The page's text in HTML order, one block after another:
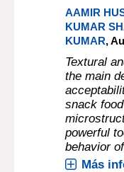
AAMIR
KUMAR
KUMAR,
Textural
the main
snack
powerful
behavior
Más